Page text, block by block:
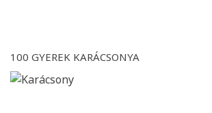
100 GYEREK KARÁCSONYA